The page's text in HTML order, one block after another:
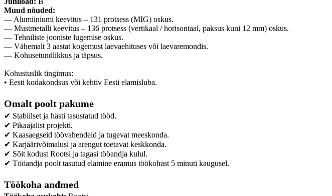
Muud nõuded:
— Alumiiniumi keevitus – 131 protsess (MIG) oskus.
— Mustmetalli keevitus – 136 protsess (vertikaal / horisontaal, paksus kuni 12 mm) oskus.
— Tehniliste jooniste lugemise oskus.
— Vähemalt 3 aastat kogemust laevaehituses või laevaremondis.
— Kohusetundlikkus ja täpsus.
Kohustuslik tingimus:
• Eesti kodakondsus või kehtiv Eesti elamisluba.
Omalt poolt pakume
✔ Stabiilset ja hästi tasustatud tööd.
✔ Pikaajalist projekti.
✔ Kaasaegseid töövahendeid ja tugevat meeskonda.
✔ Karjäärivõimalusi ja arengut toetavat keskkonda.
✔ Sõit kodust Rootsi ja tagasi tööandja kulul.
✔ Tööandja poolt tasutud elamine eramus töökohast 5 minuti kaugusel.
Töökoha andmed